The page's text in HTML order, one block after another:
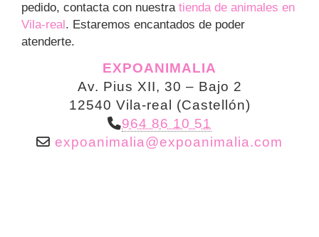
pedido, contacta con nuestra tienda de animales en
Vila-real. Estaremos encantados de poder
atenderte.
EXPOANIMALIA
Av. Pius XII, 30 – Bajo 2
12540 Vila-real (Castellón)
964 86 10 51
expoanimalia
expoanimalia.com